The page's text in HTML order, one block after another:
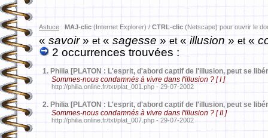
Astuce : MAJ-clic (Internet Explorer) / CTRL-clic (Netscape) pour ouvrir le
«savoir» et« sagesse » et« illusion » et«
2 occurrences trouvées :
1. Philia [PLATON : L'esprit, d'abord captif de l'illusion, peut se
Sommes-nous condamnés à vivre dans l'illusion ? [ I ]
http://philia.online.fr/txt/plat_001.php - 29-07-2002
2. Philia [PLATON : L'esprit, d'abord captif de l'illusion, peut se
Sommes-nous condamnés à vivre dans l'illusion ? [ II ]
http://philia.online.fr/txt/plat_007.php - 29-07-2002